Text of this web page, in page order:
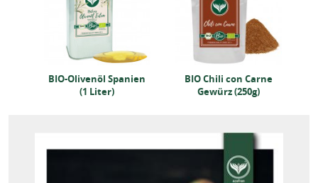
BIO-Olivenöl Spanien
(1 Liter)
BIO Chili con Carne
Gewürz (250g)